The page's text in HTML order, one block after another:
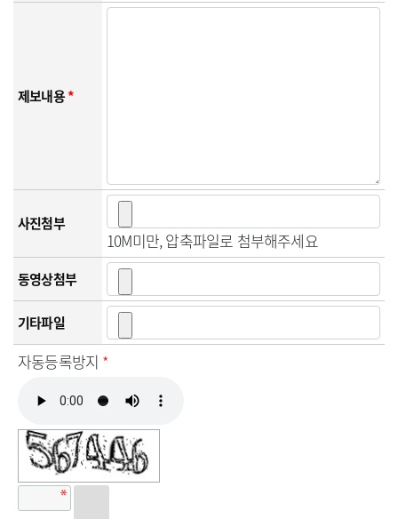
제보내용*
사진첨부
10M미만, 압축파일로 첨부해주세요
동영상첨부
기타파일
자동등록방지 *